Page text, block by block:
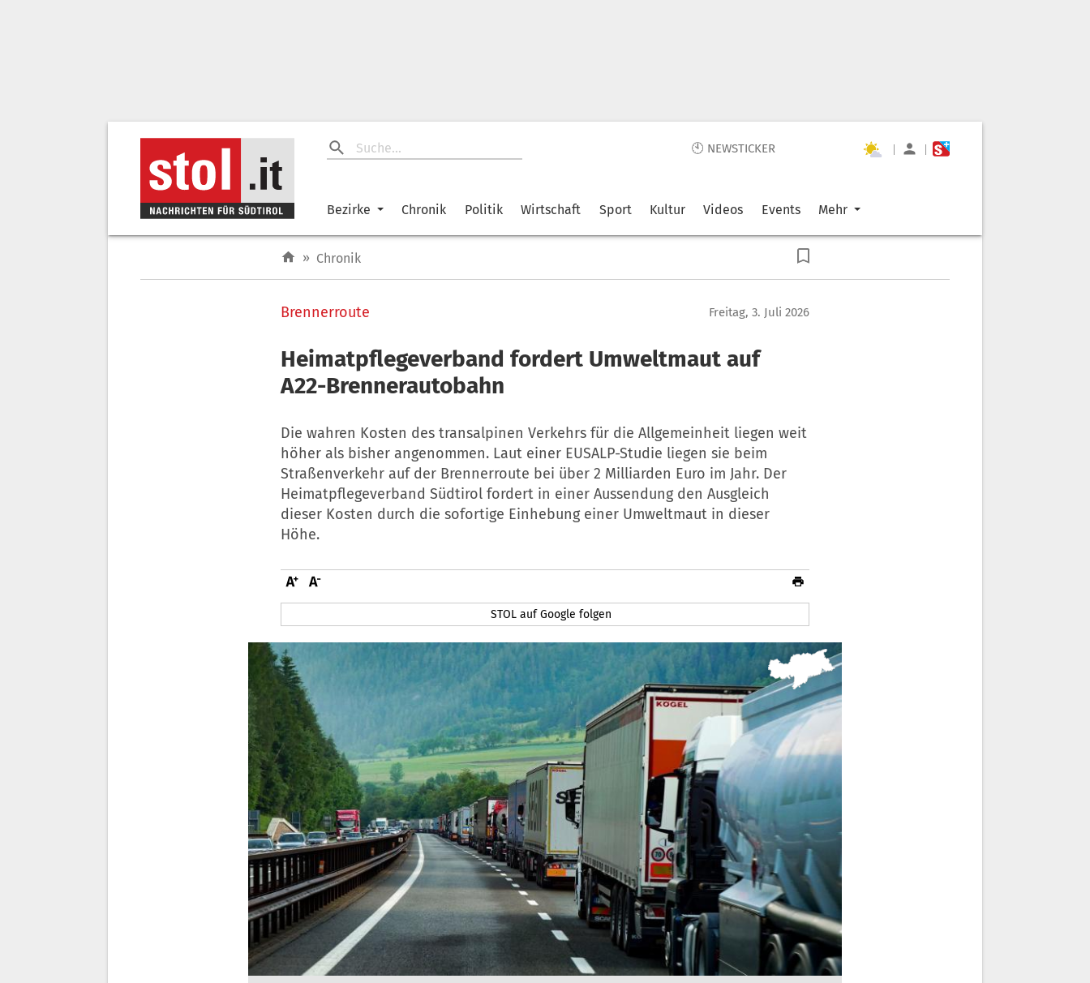
🕙 NEWSTICKER | |
Bezirke Chronik Politik Wirtschaft Sport Kultur Videos Events Mehr
» Chronik
Brennerroute Freitag, 3. Juli 2026
Heimatpflegeverband fordert Umweltmaut auf
A22-Brennerautobahn
Die wahren Kosten des transalpinen Verkehrs für die Allgemeinheit liegen weit
höher als bisher angenommen. Laut einer EUSALP-Studie liegen sie beim
Straßenverkehr auf der Brennerroute bei über 2 Milliarden Euro im Jahr. Der
Heimatpflegeverband Südtirol fordert in einer Aussendung den Ausgleich
dieser Kosten durch die sofortige Einhebung einer Umweltmaut in dieser
Höhe.
STOL auf Google folgen